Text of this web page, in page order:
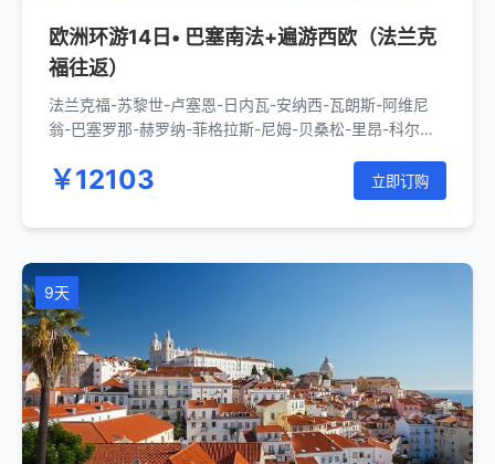
欧洲环游14日• 巴塞南法+遍游西欧（法兰克
福往返）
法兰克福-苏黎世-卢塞恩-日内瓦-安纳西-瓦朗斯-阿维尼
翁-巴塞罗那-赫罗纳-菲格拉斯-尼姆-贝桑松-里昂-科尔马-
普-布鲁日-布鲁塞尔-巴黎-卢森堡-特里尔-海德堡-法兰克
￥12103 立即订购
9天